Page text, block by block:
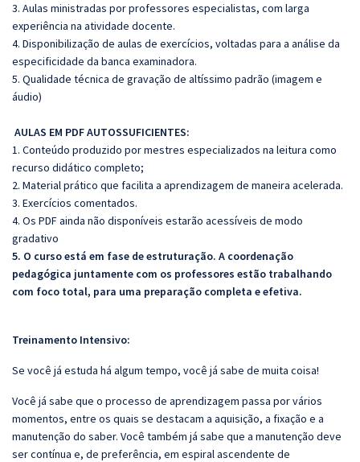
3. Aulas ministradas por professores especialistas, com larga
experiência na atividade docente.
4. Disponibilização de aulas de exercícios, voltadas para a análise da
especificidade da banca examinadora.
5. Qualidade técnica de gravação de altíssimo padrão (imagem e
áudio)
AULAS EM PDF AUTOSSUFICIENTES:
1. Conteúdo produzido por mestres especializados na leitura como
recurso didático completo;
2. Material prático que facilita a aprendizagem de maneira acelerada.
3. Exercícios comentados.
4. Os PDF ainda não disponíveis estarão acessíveis de modo
gradativo
5. O curso está em fase de estruturação. A coordenação
pedagógica juntamente com os professores estão trabalhando
com foco total, para uma preparação completa e efetiva.
Treinamento Intensivo:
Se você já estuda há algum tempo, você já sabe de muita coisa!
Você já sabe que o processo de aprendizagem passa por vários
momentos, entre os quais se destacam a aquisição, a fixação e a
manutenção do saber. Você também já sabe que a manutenção deve
ser contínua e, de preferência, em espiral ascendente de